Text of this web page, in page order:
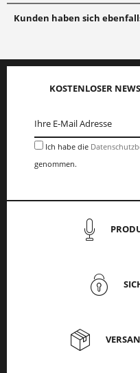
Kunden haben sich
KOSTENLOSER
Ich habe die
genommen.